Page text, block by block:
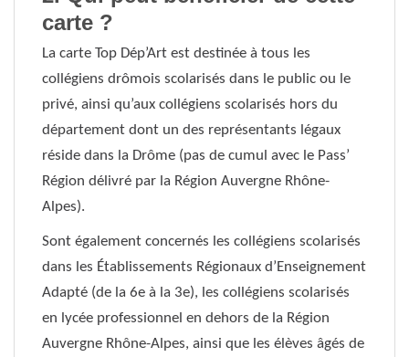
carte ?
La carte Top Dép’Art est destinée à tous les
collégiens drômois scolarisés dans le public ou le
privé, ainsi qu’aux collégiens scolarisés hors du
département dont un des représentants légaux
réside dans la Drôme (pas de cumul avec le Pass’
Région délivré par la Région Auvergne Rhône-
Alpes).
Sont également concernés les collégiens scolarisés
dans les Établissements Régionaux d’Enseignement
Adapté (de la 6e à la 3e), les collégiens scolarisés
en lycée professionnel en dehors de la Région
Auvergne Rhône-Alpes, ainsi que les élèves âgés de